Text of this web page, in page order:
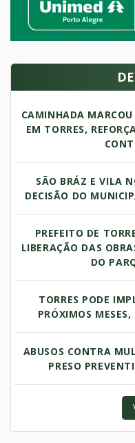
CAMINHADA
EM TORRES,
SÃO BRÁZ E VILA
DECISÃO DO
PREFEITO DE
LIBERAÇÃO DAS
DO
TORRES PODE
PRÓXIMOS
ABUSOS CONTRA
PRESO